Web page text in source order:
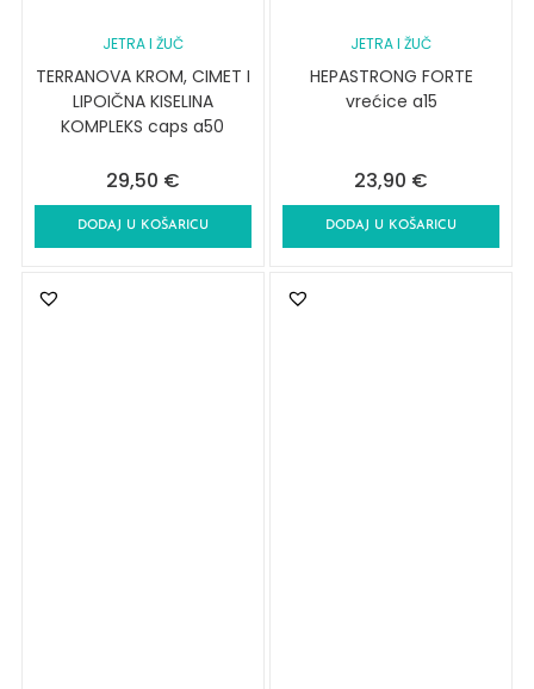
JETRA I ŽUČ
TERRANOVA KROM, CIMET I
LIPOIČNA KISELINA
KOMPLEKS caps a50
29,50 €
DODAJ U KOŠARICU
JETRA I ŽUČ
HEPASTRONG FORTE
vrećice a15
23,90 €
DODAJ U KOŠARICU